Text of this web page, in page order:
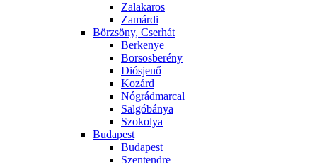
Zalakaros
Zamárdi
Börzsöny, Cserhát
Berkenye
Borsosberény
Diósjenő
Kozárd
Nógrádmarcal
Salgóbánya
Szokolya
Budapest
Budapest
Szentendre